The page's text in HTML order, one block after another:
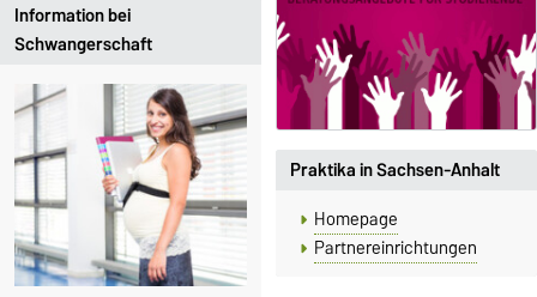
Information bei
Schwangerschaft
Praktika in Sachsen-Anhalt
Homepage
Partnereinrichtungen